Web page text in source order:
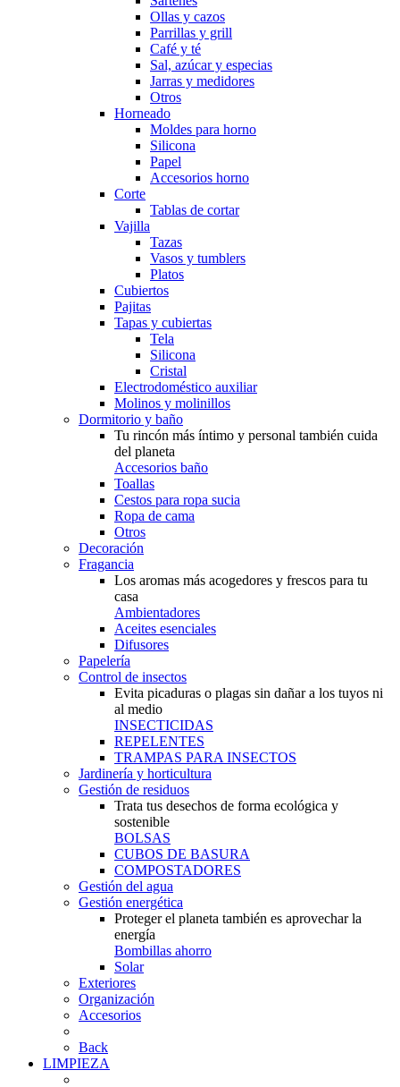
Ollas y cazos
Parrillas y grill
Café y té
Sal, azúcar y especias
Jarras y medidores
Otros
Horneado
Moldes para horno
Silicona
Papel
Accesorios horno
Corte
Tablas de cortar
Vajilla
Tazas
Vasos y tumblers
Platos
Cubiertos
Pajitas
Tapas y cubiertas
Tela
Silicona
Cristal
Electrodoméstico auxiliar
Molinos y molinillos
Dormitorio y baño
Tu rincón más íntimo y personal también cuida
del planeta
Accesorios baño
Toallas
Cestos para ropa sucia
Ropa de cama
Otros
Decoración
Fragancia
Los aromas más acogedores y frescos para tu
casa
Ambientadores
Aceites esenciales
Difusores
Papelería
Control de insectos
Evita picaduras o plagas sin dañar a los tuyos ni
al medio
INSECTICIDAS
REPELENTES
TRAMPAS PARA INSECTOS
Jardinería y horticultura
Gestión de residuos
Trata tus desechos de forma ecológica y
sostenible
BOLSAS
CUBOS DE BASURA
COMPOSTADORES
Gestión del agua
Gestión energética
Proteger el planeta también es aprovechar la
energía
Bombillas ahorro
Solar
Exteriores
Organización
Accesorios
Back
LIMPIEZA